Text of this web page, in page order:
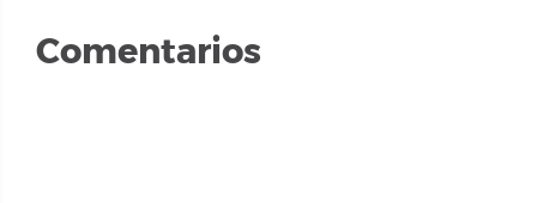
Comentarios